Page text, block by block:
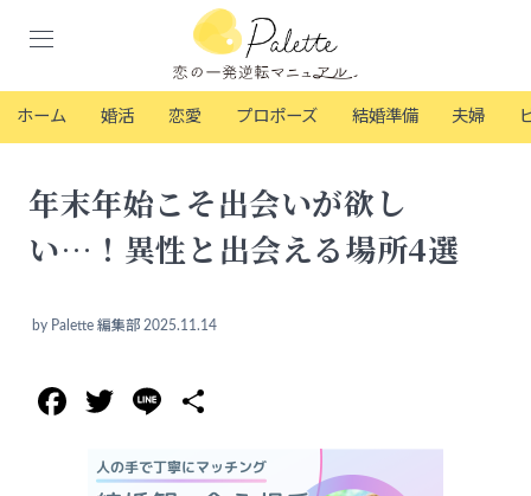
ホーム 婚活 恋愛 プロポーズ 結婚準備 夫婦
年末年始こそ出会いが欲し
い…！異性と出会える場所4選
by Palette 編集部 2025.11.14
Facebook
Twitter
Line